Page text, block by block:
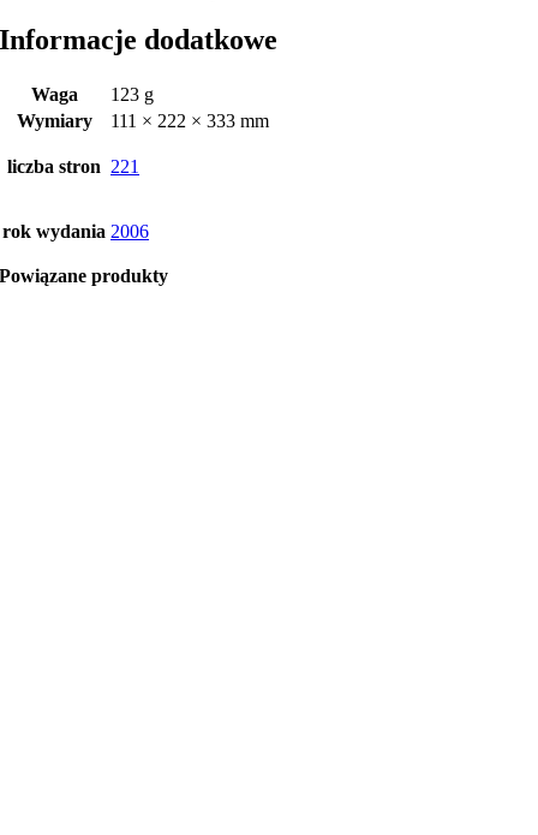
Informacje dodatkowe
Waga
123 g
Wymiary
111 × 222 × 333 mm
liczba stron 221
rok wydania 2006
Powiązane produkty